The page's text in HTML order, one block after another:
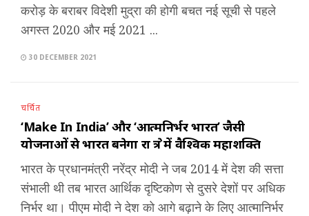
करोड़ के बराबर विदेशी मुद्रा की होगी बचत नई सूची से पहले
अगस्त 2020 और मई 2021 ...
30 DECEMBER 2021
चर्चित
‘Make In India’ और ‘आत्मनिर्भर भारत’ जैसी
योजनाओं से भारत बनेगा रक्षा क्षेत्र में वैश्विक महाशक्ति
भारत के प्रधानमंत्री नरेंद्र मोदी ने जब 2014 में देश की सत्ता
संभाली थी तब भारत आर्थिक दृष्टिकोण से दुसरे देशों पर अधिक
निर्भर था। पीएम मोदी ने देश को आगे बढ़ाने के लिए आत्मानिर्भर